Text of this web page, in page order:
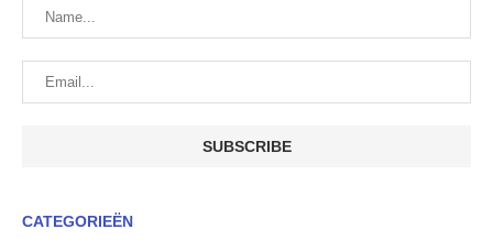
CATEGORIEËN